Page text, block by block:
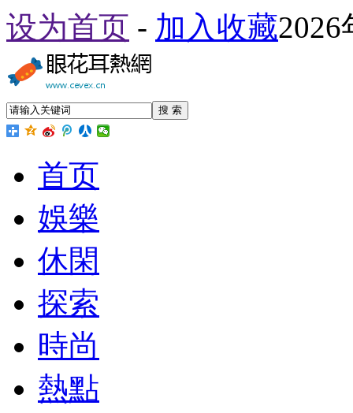
设为首页 - 加入收藏
搜 索
首页
娛樂
休閑
探索
時尚
熱點